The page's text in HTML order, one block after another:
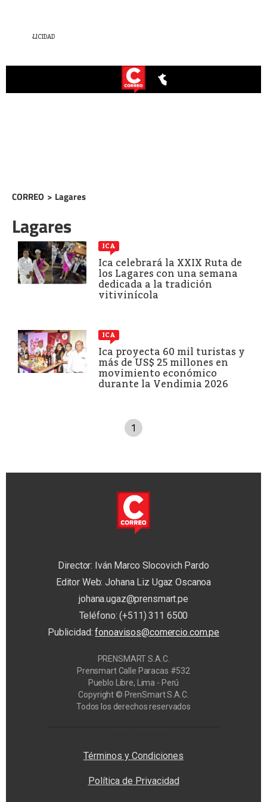
CORREO > Lagares
Lagares
ICA
Ica celebrará la XXIX Ruta de
los Lagares con una semana
dedicada a la tradición
vitivinícola
ICA
Ica proyecta 60 mil turistas y
más de US$ 25 millones en
movimiento económico
durante la Vendimia 2026
1
Director: Iván Marco Slocovich Pardo
Editor Web: Johana Liz Ugaz Oscanoa
johana.ugaz@prensmart.pe
Teléfono: (+511) 311 6500
Publicidad:fonoavisos@comercio.com.pe
PRENSMART S.A.C.
Prensmart Calle Paracas #532
Pueblo Libre, Lima - Perú
Copyright © PrenSmart S.A.C.
Todos los derechos reservados
Términos y Condiciones
Política de Privacidad